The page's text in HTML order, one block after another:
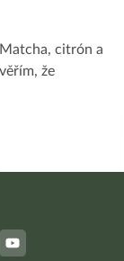
citrón a
že